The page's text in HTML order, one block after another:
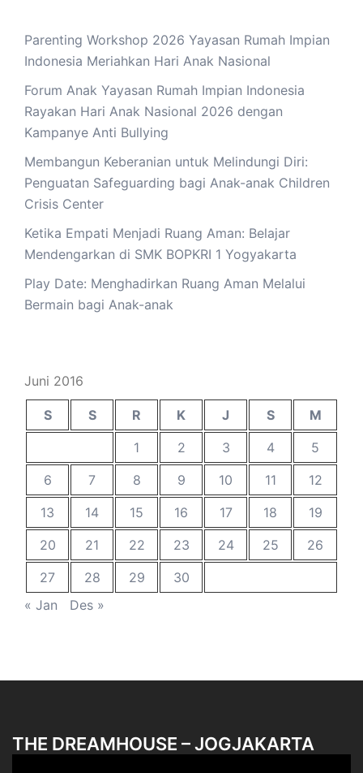
Parenting Workshop 2026 Yayasan Rumah Impian
Indonesia Meriahkan Hari Anak Nasional
Forum Anak Yayasan Rumah Impian Indonesia
Rayakan Hari Anak Nasional 2026 dengan
Kampanye Anti Bullying
Membangun Keberanian untuk Melindungi Diri:
Penguatan Safeguarding bagi Anak-anak Children
Crisis Center
Ketika Empati Menjadi Ruang Aman: Belajar
Mendengarkan di SMK BOPKRI 1 Yogyakarta
Play Date: Menghadirkan Ruang Aman Melalui
Bermain bagi Anak-anak
Juni 2016
S S R K J S
M
1
2 3 4
5
6
7 8 9 10 11
12
13
14 15 16 17 18
19
20
21 22 23 24 25
26
27
28 29
30
« Jan
Des »
THE DREAMHOUSE – JOGJAKARTA